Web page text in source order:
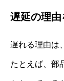
遅延の理
遅れる理由は
たとえば、部